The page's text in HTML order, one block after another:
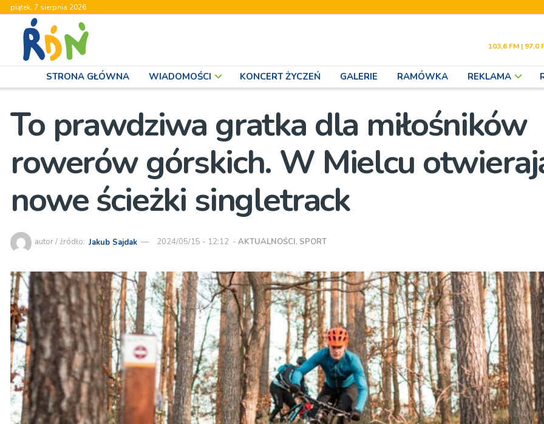
piątek, 7 sierpnia 2026
103,6 FM | 97,0
STRONA GŁÓWNA WIADOMOŚCI KONCERT ŻYCZEŃ GALERIE RAMÓWKA REKLAMA
To prawdziwa gratka dla miłośników
rowerów górskich. W Mielcu
nowe ścieżki singletrack
autor / źródło: Jakub Sajdak 2024/05/15 - 12:12 - AKTUALNOŚCI, SPORT